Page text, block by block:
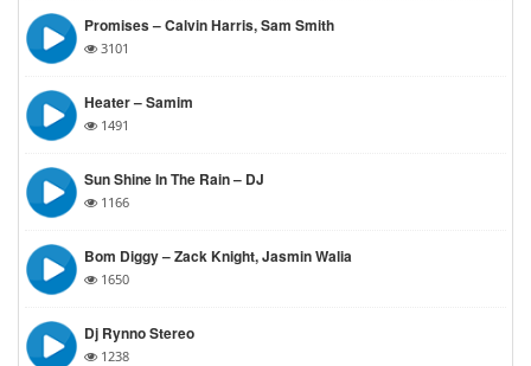
Promises – Calvin Harris, Sam Smith
3101
Heater – Samim
1491
Sun Shine In The Rain – DJ
1166
Bom Diggy – Zack Knight, Jasmin Walia
1650
Dj Rynno Stereo
1238